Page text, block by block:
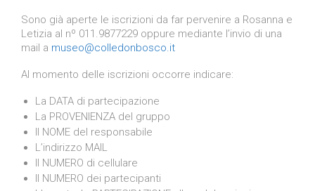
Sono già aperte le iscrizioni da far pervenire a Rosanna e
Letizia al nº 011.9877229 oppure mediante l’invio di una
mail a museo@colledonbosco.it
Al momento delle iscrizioni occorre indicare:
La DATA di partecipazione
La PROVENIENZA del gruppo
Il NOME del responsabile
L’indirizzo MAIL
Il NUMERO di cellulare
Il NUMERO dei partecipanti